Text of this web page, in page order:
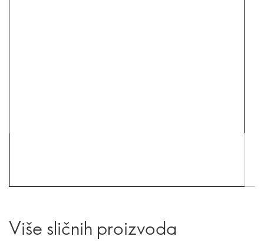
Više sličnih proizvoda